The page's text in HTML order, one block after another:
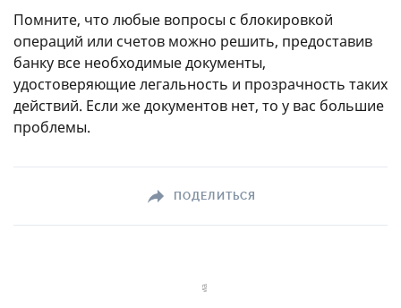
Помните, что любые вопросы с блокировкой
операций или счетов можно решить, предоставив
банку все необходимые документы,
удостоверяющие легальность и прозрачность таких
действий. Если же документов нет, то у вас большие
проблемы.
ПОДЕЛИТЬСЯ